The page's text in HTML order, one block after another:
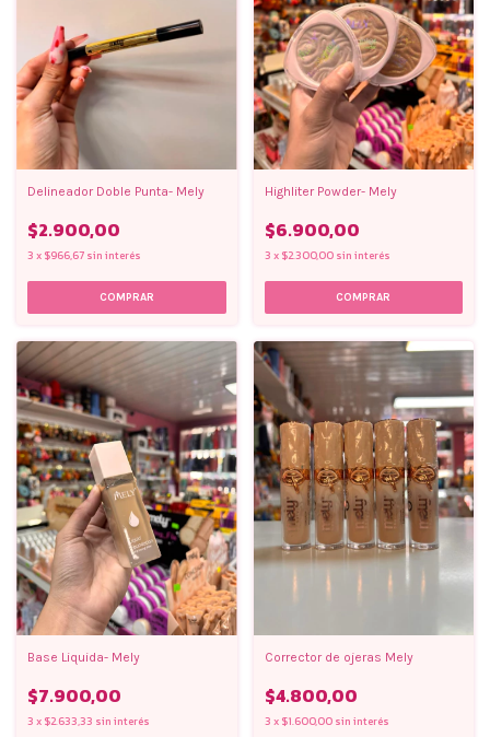
Delineador Doble Punta- Mely
$2.900,00
3 x $966,67 sin interés
Highliter Powder- Mely
$6.900,00
3 x $2.300,00 sin interés
COMPRAR
Base Liquida- Mely
$7.900,00
3 x $2.633,33 sin interés
Corrector de ojeras Mely
$4.800,00
3 x $1.600,00 sin interés